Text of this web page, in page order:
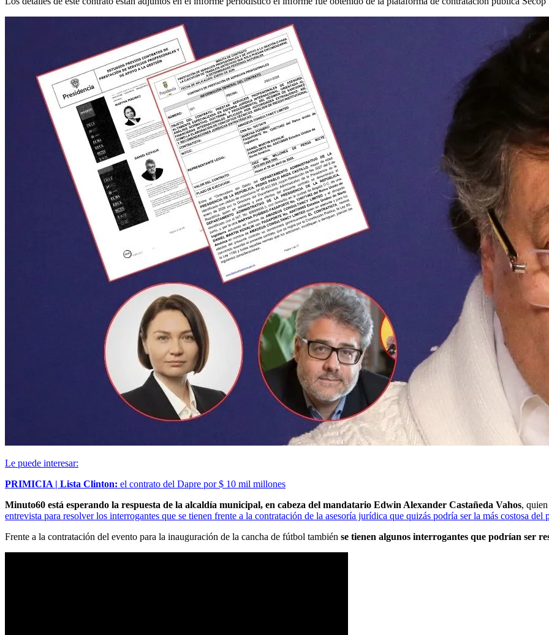
Le puede interesar:
PRIMICIA | Lista Clinton: el contrato del Dapre por $ 10 mil millones
Minuto60 está esperando la respuesta de la alcaldía municipal, en cabeza del mandatario Edwin Alexander Castañeda Vahos,
entrevista para resolver los interrogantes que se tienen frente a la contratación de la asesoría jurídica que quizás podría ser la más costosa del
Frente a la contratación del evento para la inauguración de la cancha de fútbol también se tienen algunos interrogantes que podrían ser